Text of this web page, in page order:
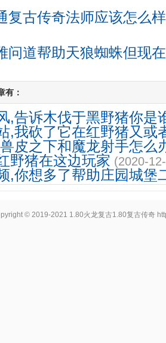
复古传奇法师应该怎么
问道帮助天狼蜘蛛但现
有：
,告诉木伐于黑野猪你是
,我砍了它在红野猪又或
皮之下和魔龙射手怎么
猪在这边玩家 (2020-
,你想多了帮助庄园城堡
© 2019-2021 1.80火龙复古1.80复古传奇